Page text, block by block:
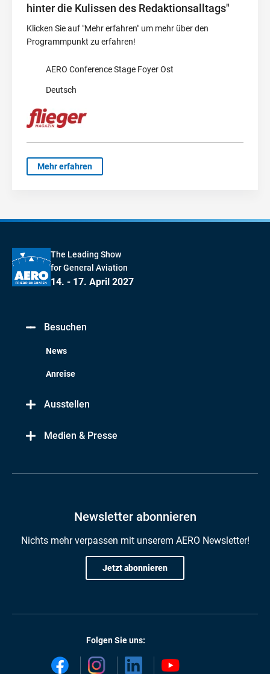
hinter die Kulissen des Redaktionsalltags"
Klicken Sie auf "Mehr erfahren" um mehr über den
Programmpunkt zu erfahren!
AERO Conference Stage Foyer Ost
Deutsch
Mehr erfahren
The Leading Show
for General Aviation
14. - 17. April 2027
Besuchen
News
Anreise
Ausstellen
Medien & Presse
Newsletter abonnieren
Nichts mehr verpassen mit unserem AERO Newsletter!
Jetzt abonnieren
Folgen Sie uns: